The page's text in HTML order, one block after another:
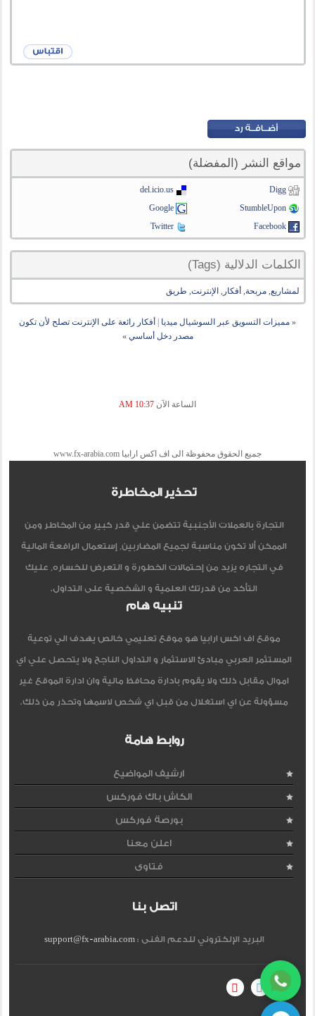
مواقع النشر (المفضلة)
Digg
del.icio.us
StumbleUpon
Google
Facebook
Twitter
الكلمات الدلالية (Tags)
لمشاريع,مربحة, أفكار , الإنترنت, طريق
« مميزات التسويق عبر السوشيال ميديا
أفكار رائعة على الإنترنت تصلح لأن تكون
مصدر دخل أساسي »
الساعة الآن 10:37 AM
جميع الحقوق محفوظة الى اف اكس ارابيا www.fx-arabia.com
تحذير المخاطرة
التجارة بالعملات الأجنبية تتضمن علي قدر كبير من المخاطر ومن
الممكن ألا تكون مناسبة لجميع المضاربين, إستعمال الرافعة المالية
في التجاره يزيد من إحتمالات الخطورة و التعرض للخساره, عليك
التأكد من قدرتك العلمية و الشخصية على التداول.
تنبيه هام
موقع اف اكس ارابيا هو موقع تعليمي خالص يهدف الي توعية
المستثمر العربي مبادئ الاستثمار و التداول الناجح ولا يتحصل علي اي
اموال مقابل ذلك ولا يقوم بادارة محافظ مالية وان ادارة الموقع غير
مسؤولة عن اي استغلال من قبل اي شخص لاسمها وتحذر من ذلك.
روابط هامة
ارشيف المواضيع
الكاش باك فوركس
بورصة فوركس
اعلن معنا
فتاوى
اتصل بنا
البريد الإلكتروني للدعم الفنى :support@fx-arabia.com